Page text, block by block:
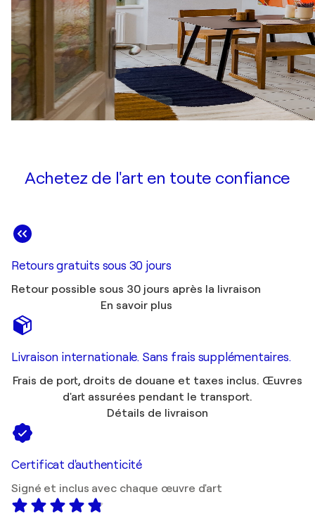
Achetez de l'art en toute confiance
Retours gratuits sous 30 jours
Retour possible sous 30 jours après la livraison
En savoir plus
Livraison internationale. Sans frais supplémentaires.
Frais de port, droits de douane et taxes inclus. Œuvres
d'art assurées pendant le transport.
Détails de livraison
Certificat d'authenticité
Signé et inclus avec chaque œuvre d'art